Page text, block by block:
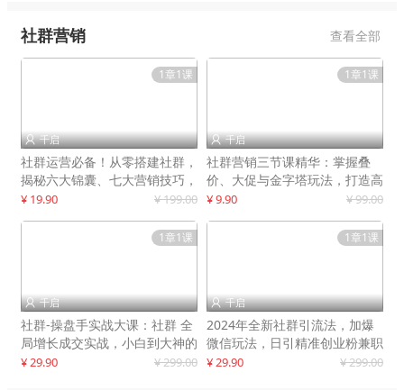
社群营销 查看全部
1章1课
 千启
社群运营必备！从零搭建社群，
揭秘六大锦囊、七大营销技巧，
打造火爆社群
¥ 19.90 ¥ 199.00
1章1课
 千启
社群营销三节课精华：掌握叠
价、大促与金字塔玩法，打造高
效营销体系
¥ 9.90 ¥ 99.00
1章1课
 千启
社群-操盘手实战大课：社群 全
局增长成交实战，小白到大神的
进阶之路
¥ 29.90 ¥ 299.00
1章1课
 千启
2024年全新社群引流法，加爆
微信玩法，日引精准创业粉兼职
粉200+
¥ 29.90 ¥ 299.00